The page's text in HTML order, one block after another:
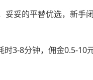
妥妥的平替优选，新手
3-8分钟，佣金0.5-10